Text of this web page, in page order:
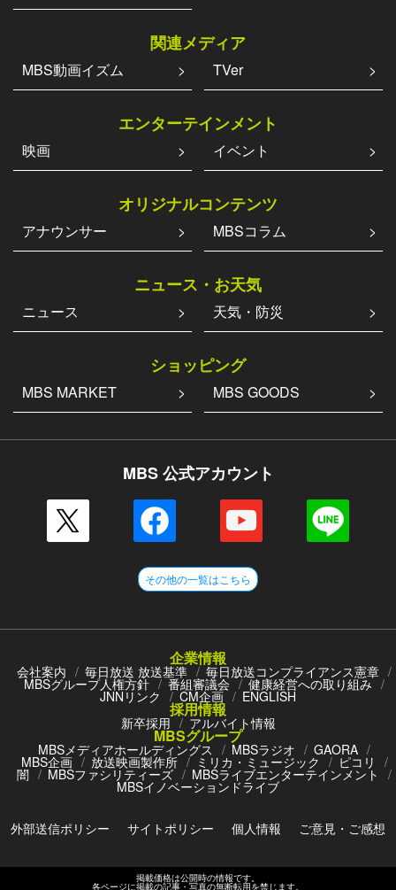
関連メディア
MBS動画イズム TVer
エンターテインメント
映画 イベント
オリジナルコンテンツ
アナウンサー MBSコラム
ニュース・お天気
ニュース 天気・防災
ショッピング
MBS MARKET MBS GOODS
MBS 公式アカウント
その他の一覧はこちら
企業情報
会社案内 毎日放送 放送基準 毎日放送コンプライアンス憲章
MBSグループ人権方針 番組審議会 健康経営への取り組み
JNNリンク CM企画 ENGLISH
採用情報
新卒採用 アルバイト情報
MBSグループ
MBSメディアホールディングス MBSラジオ GAORA
MBS企画 放送映画製作所 ミリカ・ミュージック ピコリ
闇 MBSファシリティーズ MBSライブエンターテインメント
MBSイノベーションドライブ
外部送信ポリシー サイトポリシー 個人情報 ご意見・ご感想
掲載価格は公開時の情報です。
各ページに掲載の記事・写真の無断転用を禁じます。